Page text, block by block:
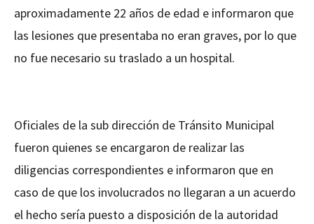
aproximadamente 22 años de edad e informaron que
las lesiones que presentaba no eran graves, por lo que
no fue necesario su traslado a un hospital.
Oficiales de la sub dirección de Tránsito Municipal
fueron quienes se encargaron de realizar las
diligencias correspondientes e informaron que en
caso de que los involucrados no llegaran a un acuerdo
el hecho sería puesto a disposición de la autoridad